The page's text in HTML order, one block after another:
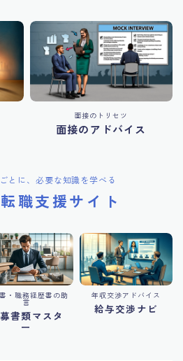
面接のトリセツ
面接のアドバイス
とに、必要な知識を学べる
職支援サイト
・職務経歴書の助
言
書類マスタ
ー
年収交渉アドバイス
給与交渉ナビ